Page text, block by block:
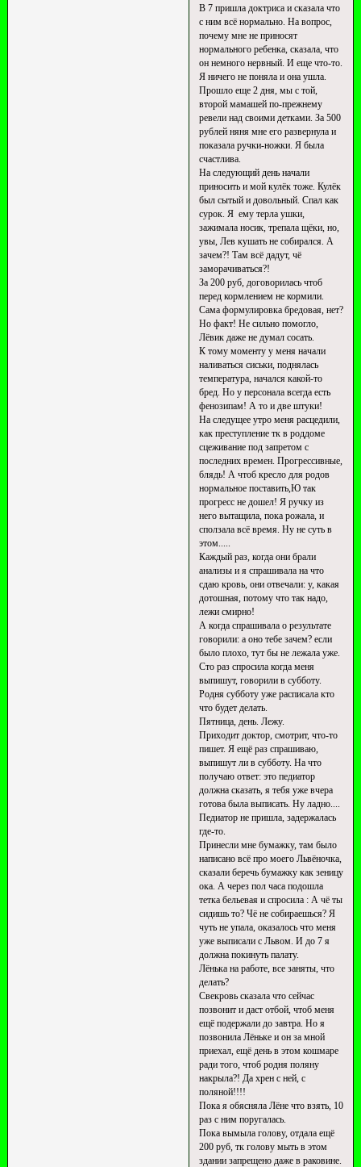
В 7 пришла доктриса и сказала что
с ним всё нормально. На вопрос,
почему мне не приносят
нормального ребенка, сказала, что
он немного нервный. И еще что-то.
Я ничего не поняла и она ушла.
Прошло еще 2 дня, мы с той,
второй мамашей по-прежнему
ревели над своими детками. За 500
рублей няня мне его развернула и
показала ручки-ножки. Я была
счастлива.
На следующий день начали
приносить и мой кулёк тоже. Кулёк
был сытый и довольный. Спал как
сурок. Я ему терла ушки,
зажимала носик, трепала щёки, но,
увы, Лев кушать не собирался. А
зачем?! Там всё дадут, чё
заморачиваться?!
За 200 руб, договорилась чтоб
перед кормлением не кормили.
Сама формулировка бредовая, нет?
Но факт! Не сильно помогло,
Лёвик даже не думал сосать.
К тому моменту у меня начали
наливаться сиськи, поднялась
температура, начался какой-то
бред. Но у персонала всегда есть
фенозипам! А то и две штуки!
На следущее утро меня расцедили,
как преступление тк в роддоме
сцеживание под запретом с
последних времен. Прогрессивные,
блядь! А чтоб кресло для родов
нормальное поставить,Ю так
прогресс не дошел! Я ручку из
него вытащила, пока рожала, и
сползала всё время. Ну не суть в
этом.....
Каждый раз, когда они брали
анализы и я спрашивала на что
сдаю кровь, они отвечали: у, какая
дотошная, потому что так надо,
лежи смирно!
А когда спрашивала о результате
говорили: а оно тебе зачем? если
было плохо, тут бы не лежала уже.
Сто раз спросила когда меня
выпишут, говорили в субботу.
Родня субботу уже расписала кто
что будет делать.
Пятница, день. Лежу.
Приходит доктор, смотрит, что-то
пишет. Я ещё раз спрашиваю,
выпишут ли в субботу. На что
получаю ответ: это педиатор
должна сказать, я тебя уже вчера
готова была выписать. Ну ладно....
Педиатор не пришла, задержалась
где-то.
Принесли мне бумажку, там было
написано всё про моего Львёночка,
сказали беречь бумажку как зеницу
ока. А через пол часа подошла
тетка бельевая и спросила : А чё ты
сидишь то? Чё не собираешься? Я
чуть не упала, оказалось что меня
уже выписали с Львом. И до 7 я
должна покинуть палату.
Лёнька на работе, все заняты, что
делать?
Свекровь сказала что сейчас
позвонит и даст отбой, чтоб меня
ещё подержали до завтра. Но я
позвонила Лёньке и он за мной
приехал, ещё день в этом кошмаре
ради того, чтоб родня поляну
накрыла?! Да хрен с ней, с
поляной!!!!
Пока я обясняла Лёне что взять, 10
раз с ним поругалась.
Пока вымыла голову, отдала ещё
200 руб, тк голову мыть в этом
здании запрещено даже в раковине.